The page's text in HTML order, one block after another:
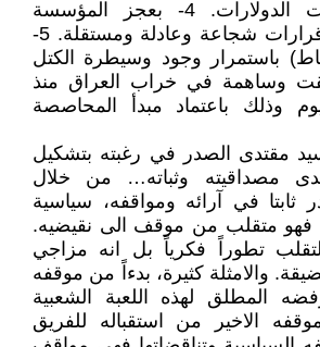
وهي مئات مليارات الدولارات. 4- بعجز المؤسسة
القضائية في اتخاذ قرارات شجاعة وعادلة ومستقلة. 5-
باستمرار وجود وسيطرة الكتل
وساهمة في خراب العراق منذ
وذلك باعتماد مبدأ المحاصصة
مقتدى الصدر في رغبته بتشكيل
مصداقيته وثباته… من خلال
ثابتا في آرائه ومواقفه، سياسية
فهو متقلب من موقف الى نقيضيه.
تطوراً فكرياً بل انه مزاجي
والامثلة كثيرة، بدءاً من موقفه
المطلق لهذه اللعبة الشعبية
الاخير من استقباله للفريق